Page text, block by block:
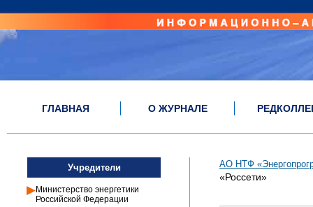
ГЛАВНАЯ О ЖУРНАЛЕ
АО НТФ
«Россети»
Учредители
Министерство энергетики
Российской Федерации